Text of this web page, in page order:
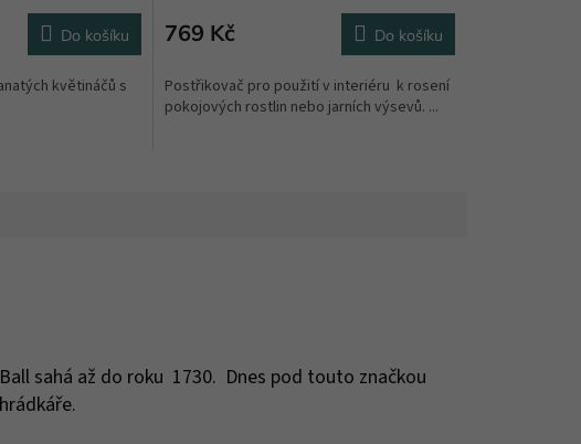
Do košíku
květináčů s
769 Kč Do košíku
Postřikovač pro použití v interiéru k rosení
pokojových rostlin nebo jarních výsevů. ...
sahá až do roku 1730. Dnes pod touto značkou